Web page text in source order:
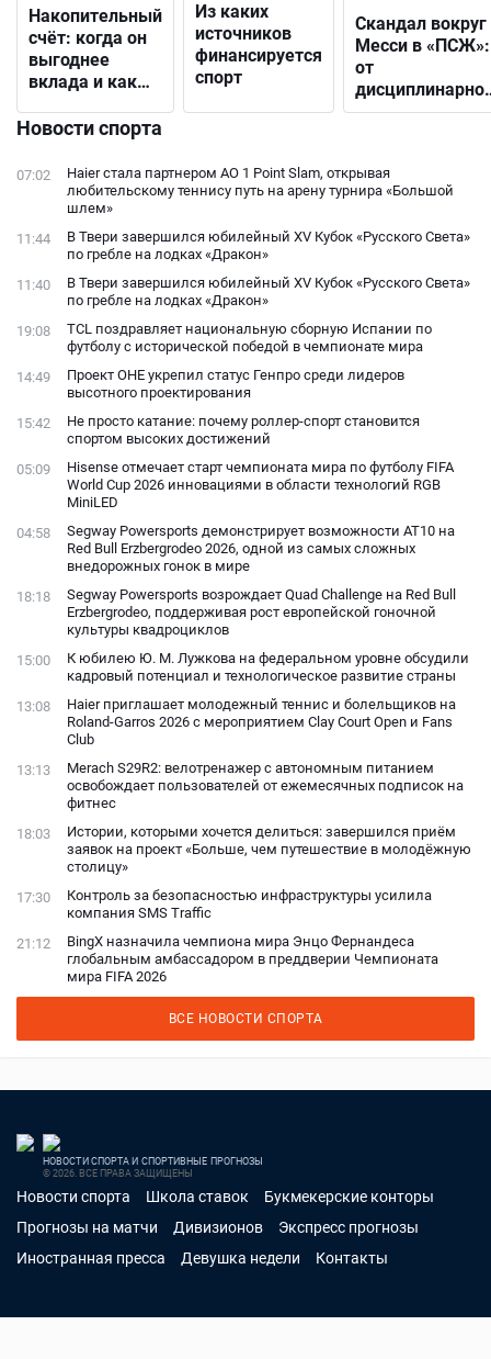
Накопительный
счёт: когда он
выгоднее
вклада и как
подходящий
Из каких
источников
финансируется
спорт
Скандал вокруг
Месси в «ПСЖ»:
от
решения до
фанатами
Новости спорта
07:02
Haier стала партнером AO 1 Point Slam, открывая
любительскому теннису путь на арену турнира «Большой
шлем»
11:44
В Твери завершился юбилейный XV Кубок «Русского Света»
по гребле на лодках «Дракон»
11:40
В Твери завершился юбилейный XV Кубок «Русского Света»
по гребле на лодках «Дракон»
19:08
TCL поздравляет национальную сборную Испании по
футболу с исторической победой в чемпионате мира
14:49
Проект ОНЕ укрепил статус Генпро среди лидеров
высотного проектирования
15:42
Не просто катание: почему роллер-спорт становится
спортом высоких достижений
05:09
Hisense отмечает старт чемпионата мира по футболу FIFA
World Cup 2026 инновациями в области технологий RGB
MiniLED
04:58
Segway Powersports демонстрирует возможности AT10 на
Red Bull Erzbergrodeo 2026, одной из самых сложных
внедорожных гонок в мире
18:18
Segway Powersports возрождает Quad Challenge на Red Bull
Erzbergrodeo, поддерживая рост европейской гоночной
культуры квадроциклов
15:00
К юбилею Ю. М. Лужкова на федеральном уровне обсудили
кадровый потенциал и технологическое развитие страны
13:08
Haier приглашает молодежный теннис и болельщиков на
Roland-Garros 2026 с мероприятием Clay Court Open и Fans
Club
13:13
Merach S29R2: велотренажер с автономным питанием
освобождает пользователей от ежемесячных подписок на
фитнес
18:03
Истории, которыми хочется делиться: завершился приём
заявок на проект «Больше, чем путешествие в молодёжную
столицу»
17:30
Контроль за безопасностью инфраструктуры усилила
компания SMS Traffic
21:12
BingX назначила чемпиона мира Энцо Фернандеса
глобальным амбассадором в преддверии Чемпионата
мира FIFA 2026
ВСЕ НОВОСТИ СПОРТА
НОВОСТИ СПОРТА И СПОРТИВНЫЕ ПРОГНОЗЫ
© 2026. ВСЕ ПРАВА ЗАЩИЩЕНЫ
Новости спорта Школа ставок
Букмекерские конторы
Прогнозы на матчи
Дивизионов
Экспресс прогнозы
Иностранная пресса
Девушка недели Контакты